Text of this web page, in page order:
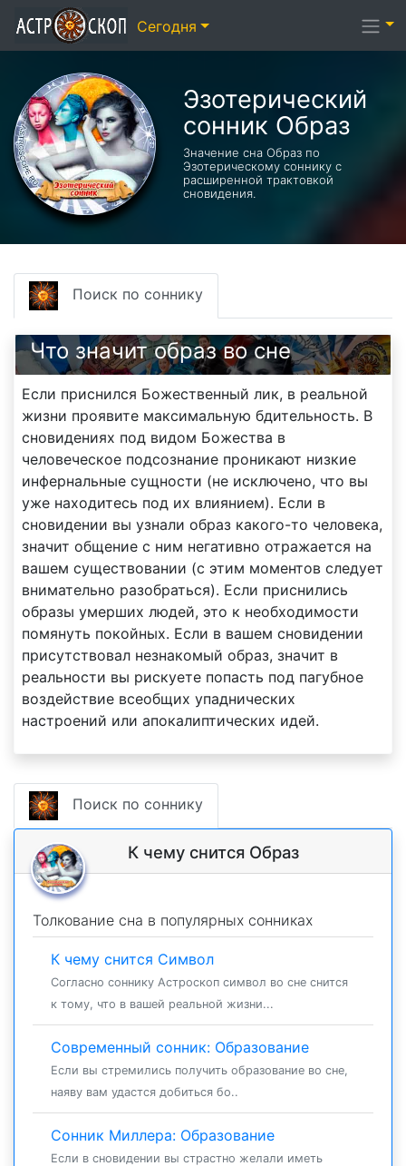
Эзотерический
cонник Образ
Значение сна Образ по
Эзотерическому соннику с
расширенной трактовкой
сновидения.
Поиск по соннику
Что значит образ во сне
Если приснился Божественный лик, в реальной
жизни проявите максимальную бдительность. В
сновидениях под видом Божества в
человеческое подсознание проникают низкие
инфернальные сущности (не исключено, что вы
уже находитесь под их влиянием). Если в
сновидении вы узнали образ какого-то человека,
значит общение с ним негативно отражается на
вашем существовании (с этим моментов следует
внимательно разобраться). Если приснились
образы умерших людей, это к необходимости
помянуть покойных. Если в вашем сновидении
присутствовал незнакомый образ, значит в
реальности вы рискуете попасть под пагубное
воздействие всеобщих упаднических
настроений или апокалиптических идей.
Поиск по соннику
К чему снится Образ
Толкование сна в популярных сонниках
К чему снится Символ
Согласно соннику Астроскоп символ во сне снится
к тому, что в вашей реальной жизни...
Современный сонник: Образование
Если вы стремились получить образование во сне,
наяву вам удастся добиться бо..
Сонник Миллера: Образование
Если в сновидении вы страстно желали иметь
Сегодня